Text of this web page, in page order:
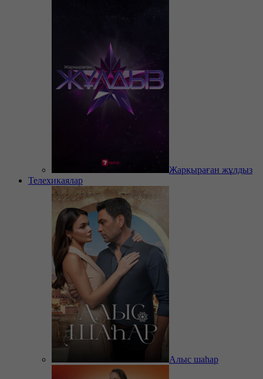
Жарқыраған жұлдыз
Телехикаялар
Алыс шаһар